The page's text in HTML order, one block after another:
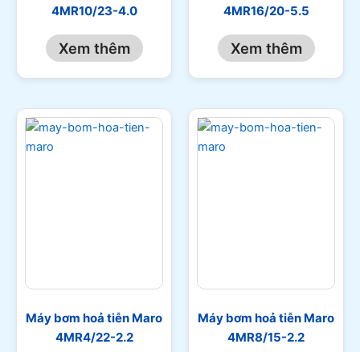
4MR10/23-4.0
Xem thêm
4MR16/20-5.5
Xem thêm
Máy bơm hoả tiễn Maro
4MR4/22-2.2
Máy bơm hoả tiễn Maro
4MR8/15-2.2